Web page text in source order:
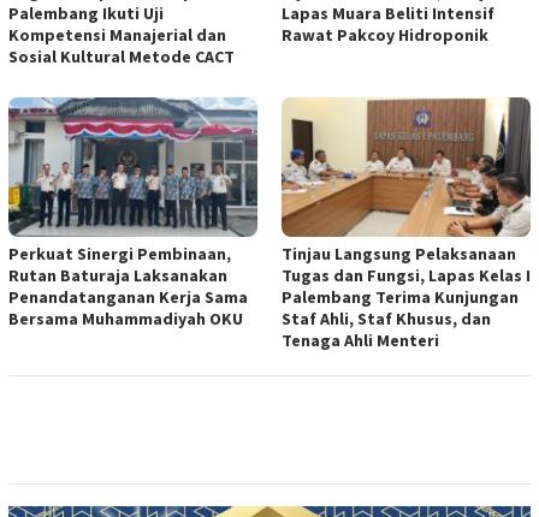
Palembang Ikuti Uji
Kompetensi Manajerial dan
Sosial Kultural Metode CACT
Lapas Muara Beliti Intensif
Rawat Pakcoy Hidroponik
Perkuat Sinergi Pembinaan,
Rutan Baturaja Laksanakan
Penandatanganan Kerja Sama
Bersama Muhammadiyah OKU
Tinjau Langsung Pelaksanaan
Tugas dan Fungsi, Lapas Kelas I
Palembang Terima Kunjungan
Staf Ahli, Staf Khusus, dan
Tenaga Ahli Menteri